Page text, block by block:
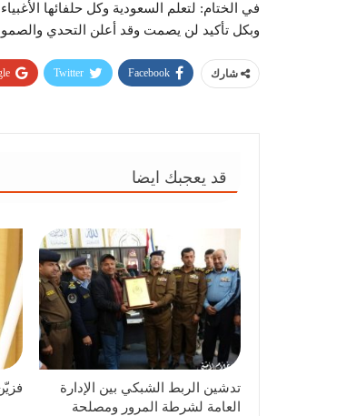
في الختام: لتعلم السعودية وكل حلفائها
وبكل تأكيد لن يصمت وقد أعلن التحدي
شارك Facebook
Twitter
قد يعجبك ايضا
تدشين الربط الشبكي بين الإدارة
العامة لشرطة المرور ومصلحة